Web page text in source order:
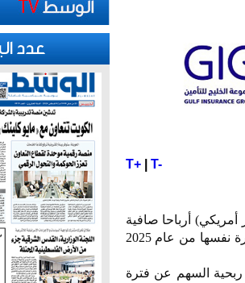
T+| T-
13 مليون دينار كويتي (نحو 7ر39 مليون دولار أمريكي) أرباحا صافية
في الربع الأول من عام 2026 مقارنة مع 5ر6 مليون دينار (نحو 8ر19 مليون دولار) عن الفترة نفسها من عام 2025
ربحية السهم عن فترة
عدد